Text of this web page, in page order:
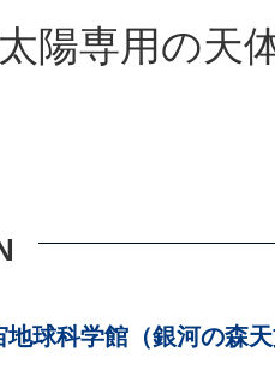
陽専用の天
地球科学館（銀河の森